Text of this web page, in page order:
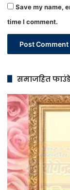
Save my name,
time I comment.
समाजहित